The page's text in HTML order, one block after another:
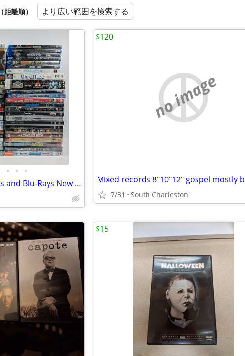
離順） より広い範囲を検索する
• • •
Large Lot of over 40 DVDs and Blu-Rays New & Sealed
no image
7/31 South Charleston
$120
$15